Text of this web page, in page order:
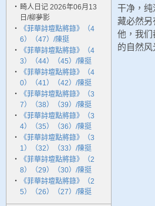
‧ 畸人日记 2026年06月13
日/柳夢影
‧
《菲華詩壇點將錄》（4
6）（47）/陳挺
‧
《菲華詩壇點將錄》（4
3）（44）（45）/陳挺
‧
《菲華詩壇點將錄》（4
0）（41）（42）/陳挺
‧
《菲華詩壇點將錄》（3
7）（38）（39）/陳挺
‧
《菲華詩壇點將錄》（3
4）（35）（36）/陳挺
‧
《菲華詩壇點將錄》（3
1）（32）（33）/陳挺
‧
《菲華詩壇點將錄》（2
8）（29）（30）/陳挺
‧
《菲華詩壇點將錄》（2
5）（26）（27）/陳挺
干净，纯
藏必然另
他，我们
的自然风